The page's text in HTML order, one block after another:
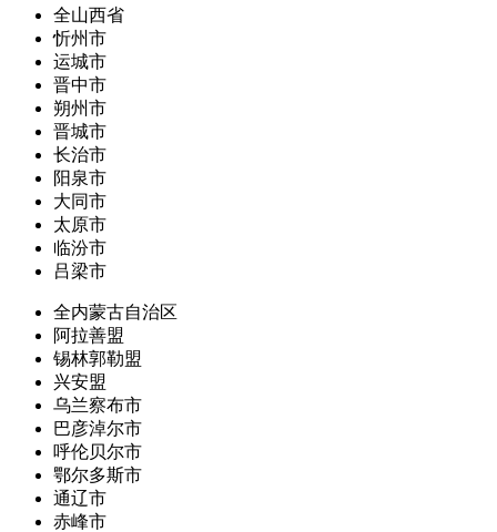
全山西省
忻州市
运城市
晋中市
朔州市
晋城市
长治市
阳泉市
大同市
太原市
临汾市
吕梁市
全内蒙古自治区
阿拉善盟
锡林郭勒盟
兴安盟
乌兰察布市
巴彦淖尔市
呼伦贝尔市
鄂尔多斯市
通辽市
赤峰市